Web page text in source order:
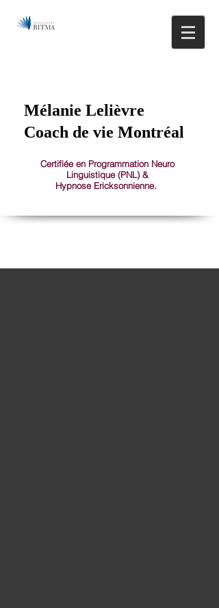
Mélanie Lelièvre
Coach de vie Montréal
Certifiée en Programmation Neuro
Linguistique (PNL) &
Hypnose Ericksonnienne.